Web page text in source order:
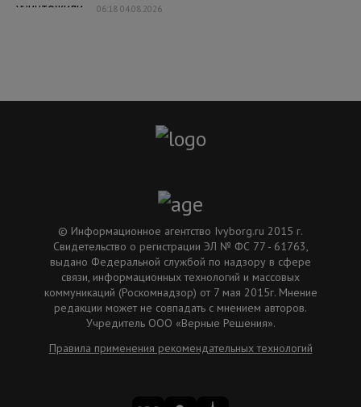
06:18 04.08.2026
© Информационное агентство Ivyborg.ru 2015 г.
Свидетельство о регистрации ЭЛ № ФС 77 - 61763,
выдано Федеральной службой по надзору в сфере
связи, информационных технологий и массовых
коммуникаций (Роскомнадзор) от 7 мая 2015г. Мнение
редакции может не совпадать с мнением авторов.
Учредитель ООО «Верные Решения».
Правила применения рекомендательных технологий